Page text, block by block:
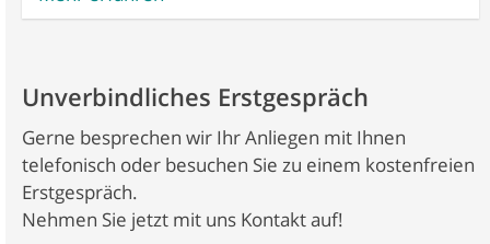
Unverbindliches Erstgespräch
Gerne besprechen wir Ihr Anliegen mit Ihnen
telefonisch oder besuchen Sie zu einem kostenfreien
Erstgespräch.
Nehmen Sie jetzt mit uns Kontakt auf!